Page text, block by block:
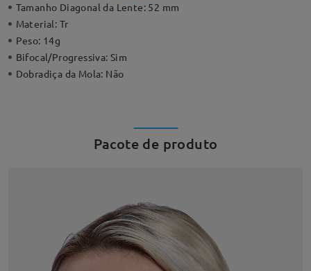
Tamanho Diagonal da Lente: 52 mm
Material: Tr
Peso: 14g
Bifocal/Progressiva:Sim
Dobradiça da Mola: Não
Pacote de produto